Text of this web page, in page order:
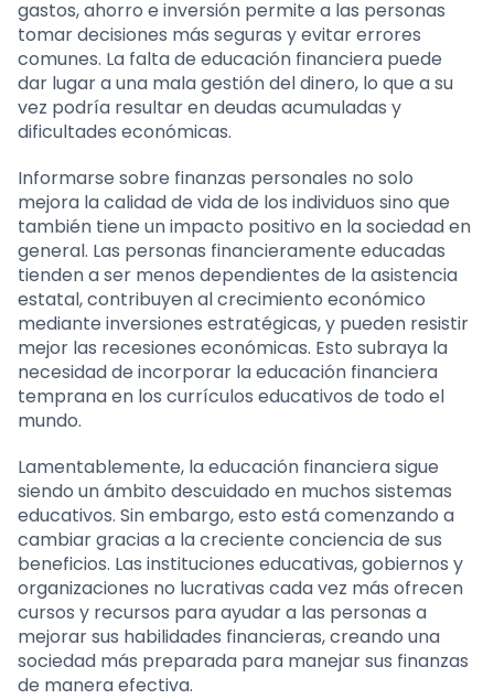
gastos, ahorro e inversión permite a las personas
tomar decisiones más seguras y evitar errores
comunes. La falta de educación financiera puede
dar lugar a una mala gestión del dinero, lo que a su
vez podría resultar en deudas acumuladas y
dificultades económicas.
Informarse sobre finanzas personales no solo
mejora la calidad de vida de los individuos sino que
también tiene un impacto positivo en la sociedad en
general. Las personas financieramente educadas
tienden a ser menos dependientes de la asistencia
estatal, contribuyen al crecimiento económico
mediante inversiones estratégicas, y pueden resistir
mejor las recesiones económicas. Esto subraya la
necesidad de incorporar la educación financiera
temprana en los currículos educativos de todo el
mundo.
Lamentablemente, la educación financiera sigue
siendo un ámbito descuidado en muchos sistemas
educativos. Sin embargo, esto está comenzando a
cambiar gracias a la creciente conciencia de sus
beneficios. Las instituciones educativas, gobiernos y
organizaciones no lucrativas cada vez más ofrecen
cursos y recursos para ayudar a las personas a
mejorar sus habilidades financieras, creando una
sociedad más preparada para manejar sus finanzas
de manera efectiva.